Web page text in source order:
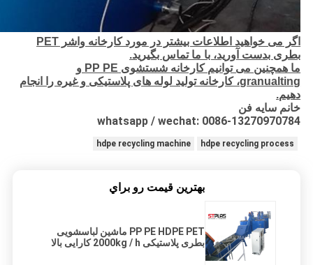
اگر می خواهید اطلاعات بیشتر در مورد کارخانه واشر PET
بطری بدست آورید، با ما تماس بگیرید.
ما همچنین می توانیم کارخانه شستشوی PP PE و
granualting، کارخانه تولید لوله های پلاستیکی و غیره را انجام
دهیم.
خانم سایه فن
whatsapp / wechat: 0086-13270970784
hdpe recycling process
hdpe recycling machine
بهترين قيمت رو براي
PP PE HDPE PET ماشین لباسشویی
بطری پلاستیکی 2000kg / h کارایی بالا